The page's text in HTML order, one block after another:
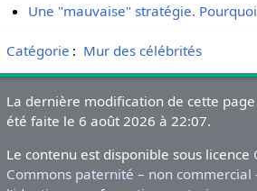
Une "mauvaise" stratégie.
Catégorie : Mur des célébrités
La dernière modification de cette page
été faite le 6 août 2026 à 22:07.
Le contenu est disponible sous licence
Commons paternité – non commercial